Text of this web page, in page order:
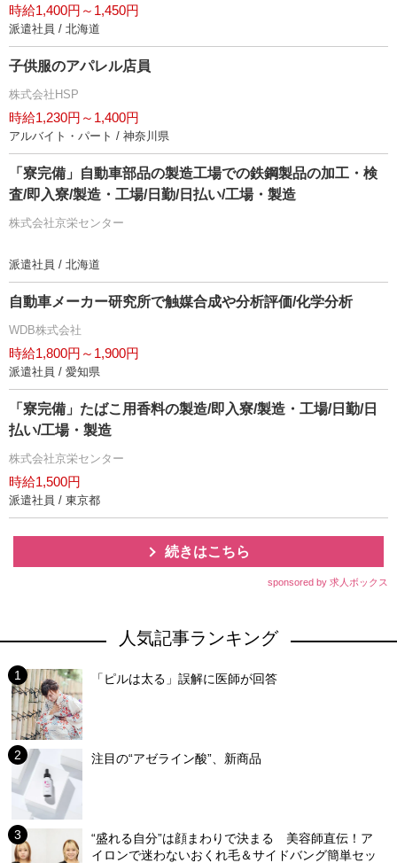
時給1,400円～1,450円
派遣社員 / 北海道
子供服のアパレル店員
株式会社HSP
時給1,230円～1,400円
アルバイト・パート / 神奈川県
「寮完備」自動車部品の製造工場での鉄鋼製品の加工・検
査/即入寮/製造・工場/日勤/日払い/工場・製造
株式会社京栄センター
派遣社員 / 北海道
自動車メーカー研究所で触媒合成や分析評価/化学分析
WDB株式会社
時給1,800円～1,900円
派遣社員 / 愛知県
「寮完備」たばこ用香料の製造/即入寮/製造・工場/日勤/日
払い/工場・製造
株式会社京栄センター
時給1,500円
派遣社員 / 東京都
続きはこちら
sponsored by 求人ボックス
人気記事ランキング
「ピルは太る」誤解に医師が回答
注目の“アゼライン酸”、新商品
“盛れる自分”は顔まわりで決まる 美容師直伝！ア
イロンで迷わないおくれ毛＆サイドバング簡単セッ